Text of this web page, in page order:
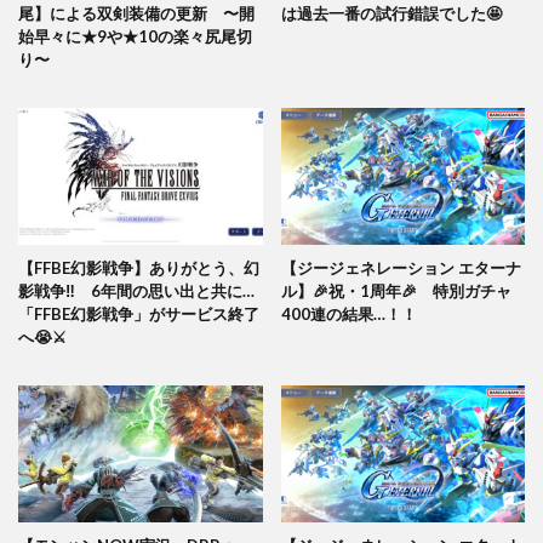
尾】による双剣装備の更新 〜開
始早々に★9や★10の楽々尻尾切
り〜
は過去一番の試行錯誤でした🤩
【FFBE幻影戦争】ありがとう、幻
影戦争‼️ 6年間の思い出と共に…
「FFBE幻影戦争」がサービス終了
へ😭⚔️
【ジージェネレーション エターナ
ル】🎉祝・1周年🎉 特別ガチャ
400連の結果…！！